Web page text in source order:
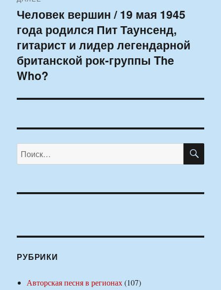
Следующая
запись:
Человек вершин / 19 мая 1945
года родился Пит Таунсенд,
гитарист и лидер легендарной
британской рок-группы The
Who?
Искать:
РУБРИКИ
Авторская песня в регионах(107)